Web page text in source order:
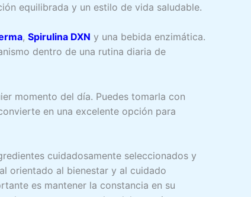
equilibrada y un estilo de vida saludable.
, Spirulina DXN y una bebida enzimática.
dentro de una rutina diaria de
momento del día. Puedes tomarla con
en una excelente opción para
cuidadosamente seleccionados y
orientado al bienestar y al cuidado
es mantener la constancia en su